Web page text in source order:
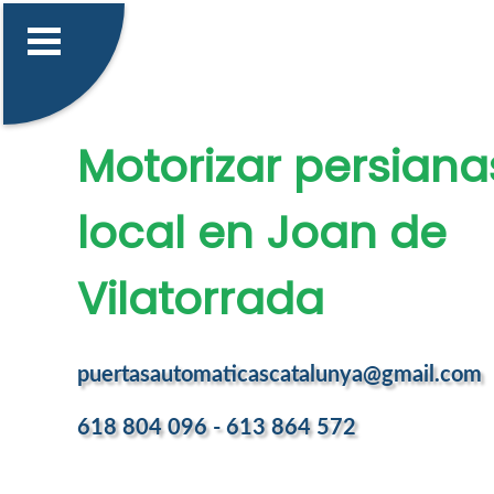
Motorizar
local en Joan de
Vilatorrada
puertasautomaticascatalunya@gmail.com
618 804 096 - 613 864 572